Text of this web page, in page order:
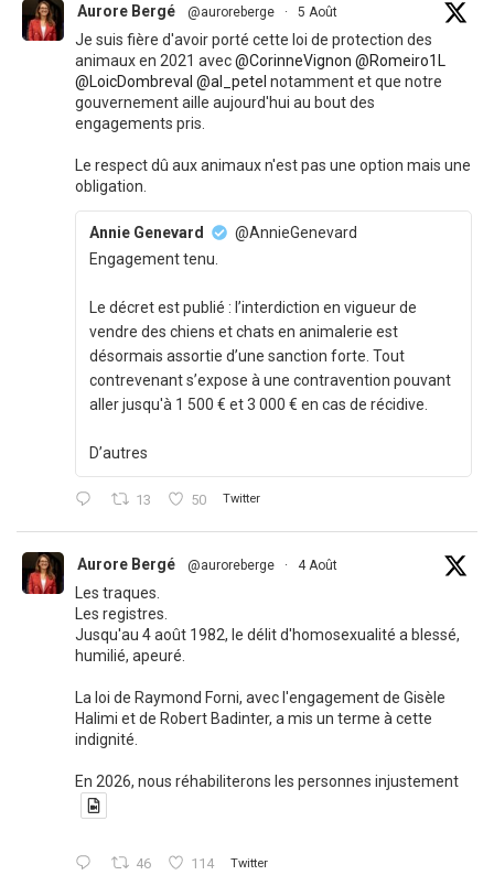
Aurore Bergé @auroreberge · 5 Août
Je suis fière d'avoir porté cette loi de protection des
animaux en 2021 avec@CorinneVignon @Romeiro1L
@LoicDombreval @al_petel notamment et que notre
gouvernement aille aujourd'hui au bout des
engagements pris.
Le respect dû aux animaux n'est pas une option mais une
obligation.
Annie Genevard
@AnnieGenevard
Engagement tenu.
Le décret est publié : l’interdiction en vigueur de
vendre des chiens et chats en animalerie est
désormais assortie d’une sanction forte. Tout
contrevenant s’expose à une contravention pouvant
aller jusqu'à 1 500 € et 3 000 € en cas de récidive.
D’autres
13 50 Twitter
Aurore Bergé @auroreberge · 4 Août
Les traques.
Les registres.
Jusqu'au 4 août 1982, le délit d'homosexualité a blessé,
humilié, apeuré.
La loi de Raymond Forni, avec l'engagement de Gisèle
Halimi et de Robert Badinter, a mis un terme à cette
indignité.
En 2026, nous réhabiliterons les personnes injustement
46 114 Twitter